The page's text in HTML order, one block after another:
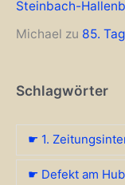
Steinbach-
Michael zu 85.
Schlagwörter
☛ 1.
☛ Defekt am